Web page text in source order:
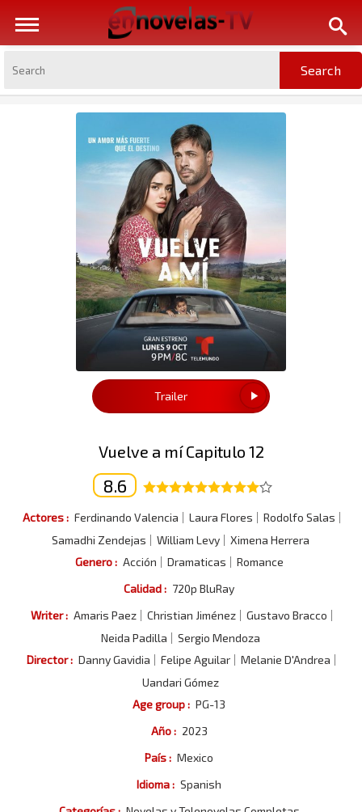
Trailer
Vuelve a mí Capitulo 12
8.6
Actores : Ferdinando Valencia Laura Flores
Rodolfo Salas
Samadhi Zendejas
William Levy
Ximena Herrera
Genero : Acción Dramaticas
Romance
Calidad : 720p BluRay
Writer : Amaris Paez Christian Jiménez
Gustavo Bracco
Neida Padilla
Sergio Mendoza
Director : Danny Gavidia Felipe Aguilar
Melanie D'Andrea
Uandari Gómez
Age group : PG-13
Año : 2023
País : Mexico
Idioma : Spanish